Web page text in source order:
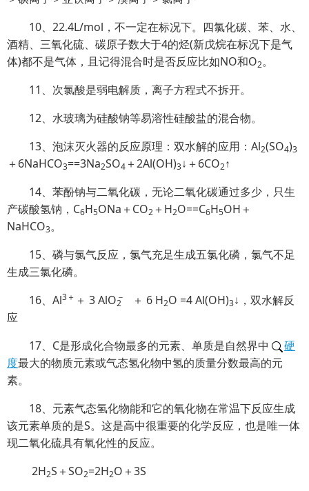
10、22.4L/mol，不一定在标况下。四氯化碳、苯、水、
酒精、三氧化硫、碳原子数大于4的烃(新戊烷在标况下是气
体)都不是气体，且记得混合时是否反应比如NO和O2。
11、次氯酸是弱电解质，离子方程式不拆开。
12、水玻璃为硅酸钠等易溶性硅酸盐的混合物。
13、泡沫灭火器的反应原理：双水解的应用：Al2(SO4)3
＋6NaHCO3==3Na2SO4 ＋2Al(OH)3↓＋6CO2↑
14、苯酚钠与二氧化碳，无论二氧化碳通过多少，只生
产碳酸氢钠，C6H5ONa＋CO2 ＋H2O==C6H5OH＋
NaHCO3。
15、磷与氯气反应，氯气充足生成五氯化磷，氯气不足
生成三氯化磷。
16、Al3＋ ＋ 3 AlO2
－ ＋ 6 H2O =4 Al(OH)3↓，双水解反
应
17、C是形成化合物最多的元素、单质是自然界中
硬
度最大的物质元素或气态氢化物中氢的质量分数最高的元
素。
18、元素气态氢化物能和它的氧化物在常温下反应生成
该元素单质的是S。这是高中很重要的化学反应，也是唯一体
现二氧化硫具有氧化性的反应。
2H2S＋SO2=2H2O＋3S